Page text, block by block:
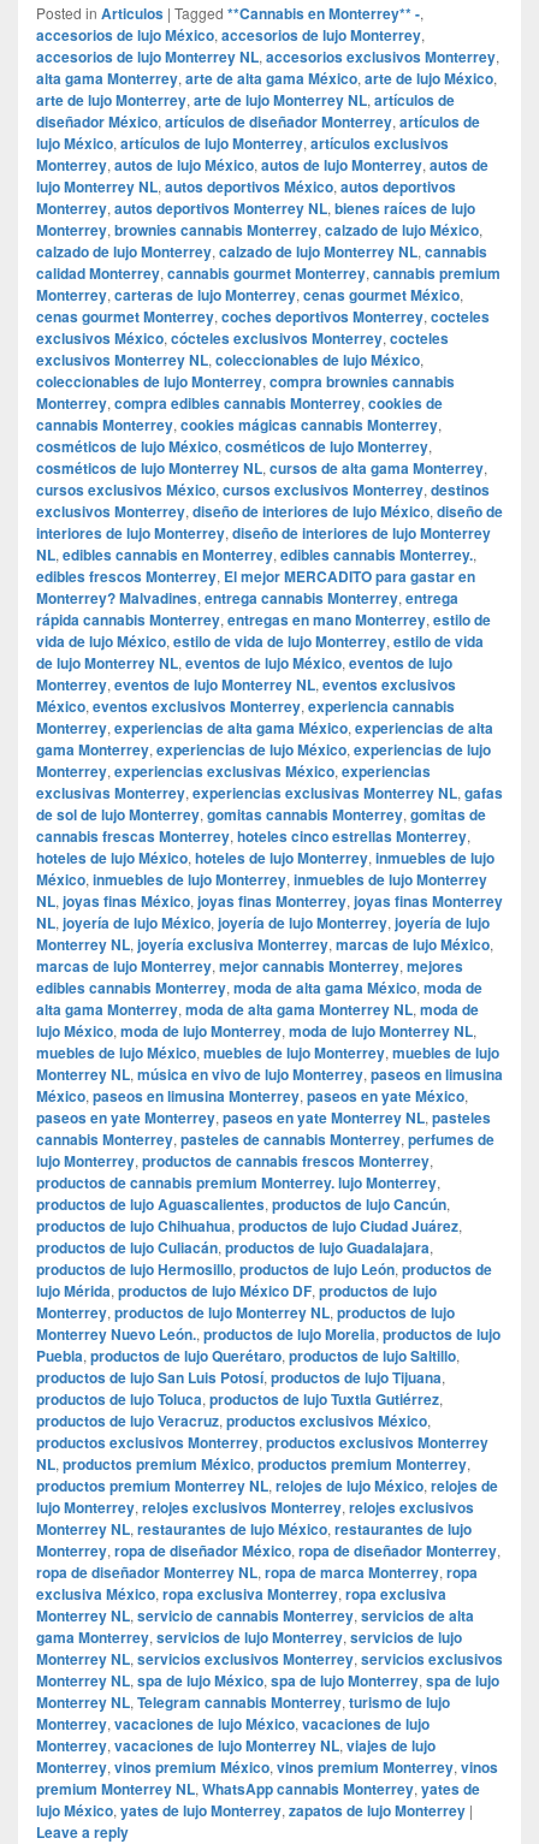
Posted in Articulos | Tagged **Cannabis en Monterrey** -,
accesorios de lujo México, accesorios de lujo Monterrey,
accesorios de lujo Monterrey NL, accesorios exclusivos Monterrey,
alta gama Monterrey, arte de alta gama México, arte de lujo México,
arte de lujo Monterrey, arte de lujo Monterrey NL, artículos de
diseñador México, artículos de diseñador Monterrey, artículos de
lujo México, artículos de lujo Monterrey, artículos exclusivos
Monterrey, autos de lujo México, autos de lujo Monterrey, autos de
lujo Monterrey NL, autos deportivos México, autos deportivos
Monterrey, autos deportivos Monterrey NL, bienes raíces de lujo
Monterrey, brownies cannabis Monterrey, calzado de lujo México,
calzado de lujo Monterrey, calzado de lujo Monterrey NL, cannabis
calidad Monterrey, cannabis gourmet Monterrey, cannabis premium
Monterrey, carteras de lujo Monterrey, cenas gourmet México,
cenas gourmet Monterrey, coches deportivos Monterrey, cocteles
exclusivos México, cócteles exclusivos Monterrey, cocteles
exclusivos Monterrey NL, coleccionables de lujo México,
coleccionables de lujo Monterrey, compra brownies cannabis
Monterrey, compra edibles cannabis Monterrey, cookies de
cannabis Monterrey, cookies mágicas cannabis Monterrey,
cosméticos de lujo México, cosméticos de lujo Monterrey,
cosméticos de lujo Monterrey NL, cursos de alta gama Monterrey,
cursos exclusivos México, cursos exclusivos Monterrey, destinos
exclusivos Monterrey, diseño de interiores de lujo México, diseño de
interiores de lujo Monterrey, diseño de interiores de lujo Monterrey
NL, edibles cannabis en Monterrey, edibles cannabis Monterrey.,
edibles frescos Monterrey, El mejor MERCADITO para gastar en
Monterrey? Malvadines, entrega cannabis Monterrey, entrega
rápida cannabis Monterrey, entregas en mano Monterrey, estilo de
vida de lujo México, estilo de vida de lujo Monterrey, estilo de vida
de lujo Monterrey NL, eventos de lujo México, eventos de lujo
Monterrey, eventos de lujo Monterrey NL, eventos exclusivos
México, eventos exclusivos Monterrey, experiencia cannabis
Monterrey, experiencias de alta gama México, experiencias de alta
gama Monterrey, experiencias de lujo México, experiencias de lujo
Monterrey, experiencias exclusivas México, experiencias
exclusivas Monterrey, experiencias exclusivas Monterrey NL, gafas
de sol de lujo Monterrey, gomitas cannabis Monterrey, gomitas de
cannabis frescas Monterrey, hoteles cinco estrellas Monterrey,
hoteles de lujo México, hoteles de lujo Monterrey, inmuebles de lujo
México, inmuebles de lujo Monterrey, inmuebles de lujo Monterrey
NL, joyas finas México, joyas finas Monterrey, joyas finas Monterrey
NL, joyería de lujo México, joyería de lujo Monterrey, joyería de lujo
Monterrey NL, joyería exclusiva Monterrey, marcas de lujo México,
marcas de lujo Monterrey, mejor cannabis Monterrey, mejores
edibles cannabis Monterrey, moda de alta gama México, moda de
alta gama Monterrey, moda de alta gama Monterrey NL, moda de
lujo México, moda de lujo Monterrey, moda de lujo Monterrey NL,
muebles de lujo México, muebles de lujo Monterrey, muebles de lujo
Monterrey NL, música en vivo de lujo Monterrey, paseos en limusina
México, paseos en limusina Monterrey, paseos en yate México,
paseos en yate Monterrey, paseos en yate Monterrey NL, pasteles
cannabis Monterrey, pasteles de cannabis Monterrey, perfumes de
lujo Monterrey, productos de cannabis frescos Monterrey,
productos de cannabis premium Monterrey. lujo Monterrey,
productos de lujo Aguascalientes, productos de lujo Cancún,
productos de lujo Chihuahua, productos de lujo Ciudad Juárez,
productos de lujo Culiacán, productos de lujo Guadalajara,
productos de lujo Hermosillo, productos de lujo León, productos de
lujo Mérida, productos de lujo México DF, productos de lujo
Monterrey, productos de lujo Monterrey NL, productos de lujo
Monterrey Nuevo León., productos de lujo Morelia, productos de lujo
Puebla, productos de lujo Querétaro, productos de lujo Saltillo,
productos de lujo San Luis Potosí, productos de lujo Tijuana,
productos de lujo Toluca, productos de lujo Tuxtla Gutiérrez,
productos de lujo Veracruz, productos exclusivos México,
productos exclusivos Monterrey, productos exclusivos Monterrey
NL, productos premium México, productos premium Monterrey,
productos premium Monterrey NL, relojes de lujo México, relojes de
lujo Monterrey, relojes exclusivos Monterrey, relojes exclusivos
Monterrey NL, restaurantes de lujo México, restaurantes de lujo
Monterrey, ropa de diseñador México, ropa de diseñador Monterrey,
ropa de diseñador Monterrey NL, ropa de marca Monterrey, ropa
exclusiva México, ropa exclusiva Monterrey, ropa exclusiva
Monterrey NL, servicio de cannabis Monterrey, servicios de alta
gama Monterrey, servicios de lujo Monterrey, servicios de lujo
Monterrey NL, servicios exclusivos Monterrey, servicios exclusivos
Monterrey NL, spa de lujo México, spa de lujo Monterrey, spa de lujo
Monterrey NL, Telegram cannabis Monterrey, turismo de lujo
Monterrey, vacaciones de lujo México, vacaciones de lujo
Monterrey, vacaciones de lujo Monterrey NL, viajes de lujo
Monterrey, vinos premium México, vinos premium Monterrey, vinos
premium Monterrey NL, WhatsApp cannabis Monterrey, yates de
lujo México, yates de lujo Monterrey, zapatos de lujo Monterrey |
Leave a reply